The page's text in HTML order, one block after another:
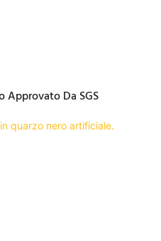
Approvato Da SGS